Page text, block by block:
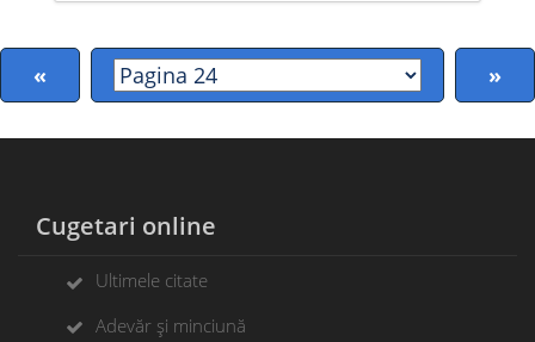
« »
Cugetari online
Ultimele citate
Adevăr și minciună